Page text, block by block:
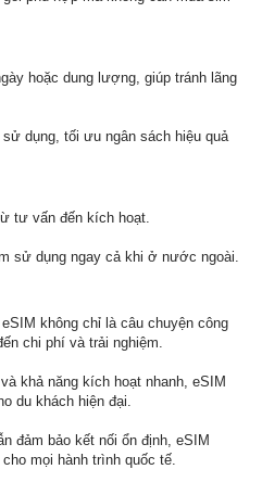
hoặc dung lượng, giúp tránh lãng
dụng, tối ưu ngân sách hiệu quả
tư vấn đến kích hoạt.
sử dụng ngay cả khi ở nước ngoài.
không chỉ là câu chuyện công
chi phí và trải nghiệm.
khả năng kích hoạt nhanh, eSIM
du khách hiện đại.
đảm bảo kết nối ổn định, eSIM
mọi hành trình quốc tế.